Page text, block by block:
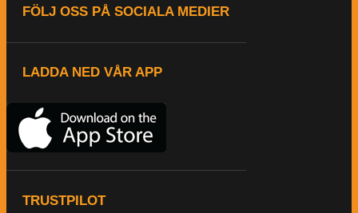
FÖLJ OSS PÅ SOCIALA MEDIER
LADDA NED VÅR APP
TRUSTPILOT